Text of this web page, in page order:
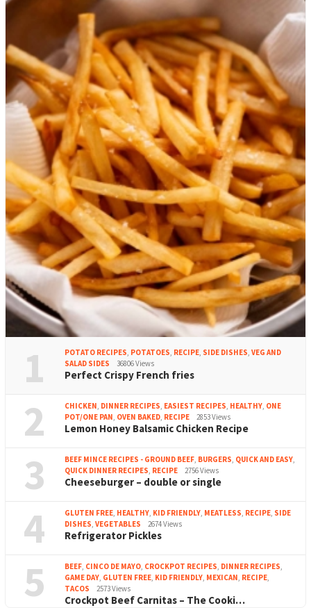
1 POTATO RECIPES POTATOES RECIPE SIDE DISHES VEG AND
SALAD SIDES
36806 Views
Perfect Crispy French fries
2 CHICKEN DINNER RECIPES EASIEST RECIPES HEALTHY ONE
POT/ONE PAN OVEN BAKED RECIPE 2853 Views
Lemon Honey Balsamic Chicken Recipe
3 BEEF MINCE RECIPES - GROUND BEEF BURGERS QUICK AND EASY
QUICK DINNER RECIPES RECIPE 2756 Views
Cheeseburger – double or single
4 GLUTEN FREE HEALTHY KID FRIENDLY MEATLESS RECIPE SIDE
DISHES VEGETABLES 2674 Views
Refrigerator Pickles
5 BEEF CINCO DE MAYO CROCKPOT RECIPES DINNER RECIPES
GAME DAY GLUTEN FREE KID FRIENDLY MEXICAN RECIPE
TACOS
2573 Views
Crockpot Beef Carnitas – The Cooki…